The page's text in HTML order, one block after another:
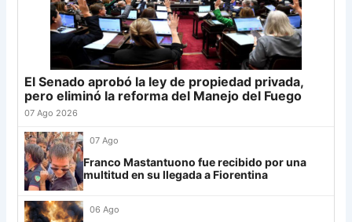
Sporting Cristal
Grupo G
Mirassol
Lanús
Always Ready
Banfield 19 -2 22
Sarmiento 19 -8 22
Atl. Tucumán 19 19
Newell's 19 -12 19
26 Central Córdoba 19 -12 19
27 Platense
28 Riestra
29 Aldosivi
30 Estudiantes RC 19 -21
El Senado aprobó la ley de propiedad privada,
pero eliminó la reforma del Manejo del Fuego
07 Ago 2026
07 Ago
Franco Mastantuono fue recibido por una
multitud en su llegada a Fiorentina
06 Ago